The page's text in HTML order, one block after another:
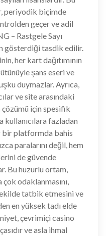
periyodik biçimde
geçer ve adil
– Rastgele Sayı
gösterdiği tasdik edilir.
her kart dağıtımının
şans eseri ve
duymazlar. Ayrıca,
ve site arasındaki
çözümü için spesifik
fazladan
bir platformda bahis
paralarını değil, hem
de güvende
Bu huzurlu ortam,
çok odaklanmasını,
tatbik etmesini ve
en yüksek tadı elde
çevrimiçi casino
ve asla ihmal